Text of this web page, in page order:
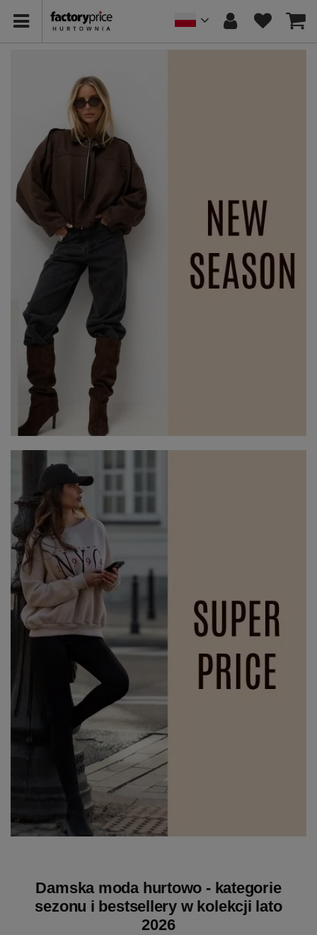
Damska moda hurtowo - kategorie
sezonu i bestsellery w kolekcji lato
2026